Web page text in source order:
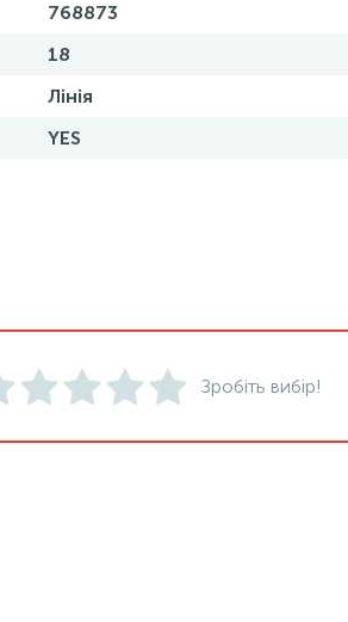
768873
18
Лінія
YES
Зробіть вибір!